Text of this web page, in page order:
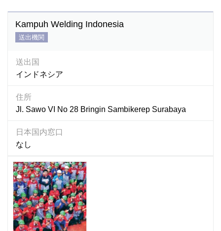
Kampuh Welding Indonesia
送出機関
送出国
インドネシア
住所
Jl. Sawo VI No 28 Bringin Sambikerep Surabaya
日本国内窓口
なし